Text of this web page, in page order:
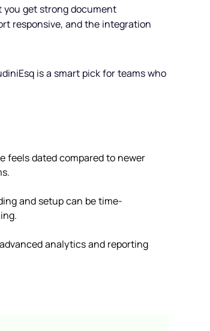
you get strong document
responsive, and the integration
is a smart pick for teams who
feels dated compared to newer
and setup can be time-
analytics and reporting